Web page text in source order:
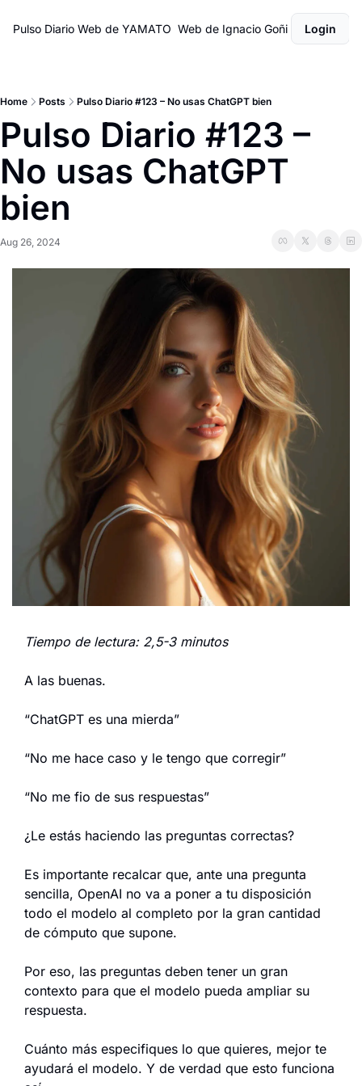
Pulso Diario Web de YAMATO Web de Ignacio Goñi Login
Home Posts Pulso Diario #123 – No usas ChatGPT bien
Pulso Diario #123 –
No usas ChatGPT
bien
Aug 26, 2024
Tiempo de lectura: 2,5-3 minutos
A las buenas.
“ChatGPT es una mierda”
“No me hace caso y le tengo que corregir”
“No me fio de sus respuestas”
¿Le estás haciendo las preguntas correctas?
Es importante recalcar que, ante una pregunta
sencilla, OpenAI no va a poner a tu disposición
todo el modelo al completo por la gran cantidad
de cómputo que supone.
Por eso, las preguntas deben tener un gran
contexto para que el modelo pueda ampliar su
respuesta.
Cuánto más especifiques lo que quieres, mejor te
ayudará el modelo. Y de verdad que esto funciona